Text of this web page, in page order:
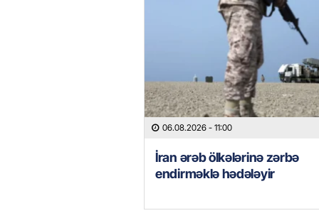
06.08.2026 - 11:00
İran ərəb ölkələrinə zərbə
endirməklə hədələyir